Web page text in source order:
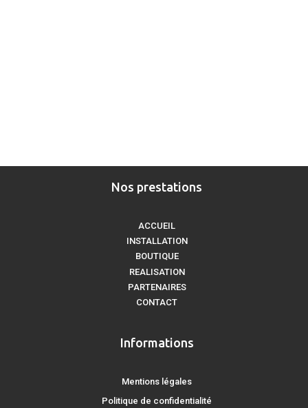
Nos prestations
ACCUEIL
INSTALLATION
BOUTIQUE
REALISATION
PARTENAIRES
CONTACT
Informations
Mentions légales
Politique de confidentialité